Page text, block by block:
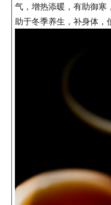
气，增热添暖，有助御寒
助于冬季养生，补身体，